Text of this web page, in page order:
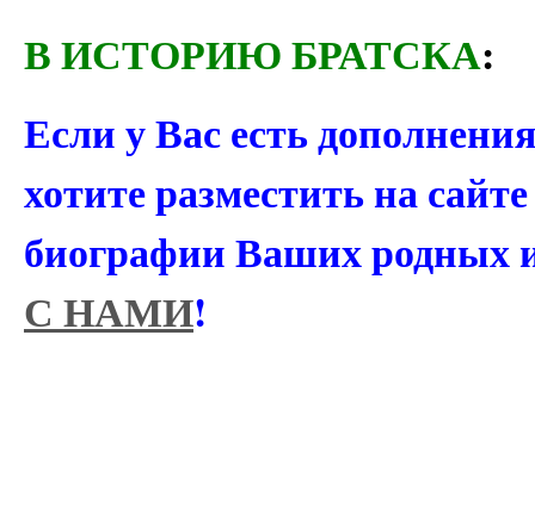
В ИСТОРИЮ БРАТСКА:
Если у Вас есть
хотите разместить на
биографии Ваших родных
С НАМИ!